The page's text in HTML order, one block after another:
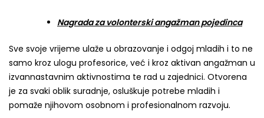
Nagrada za volonterski angažman pojedinca
Sve svoje vrijeme ulaže u obrazovanje i odgoj mladih i to ne
samo kroz ulogu profesorice, već i kroz aktivan angažman u
izvannastavnim aktivnostima te rad u zajednici. Otvorena
je za svaki oblik suradnje, osluškuje potrebe mladih i
pomaže njihovom osobnom i profesionalnom razvoju.